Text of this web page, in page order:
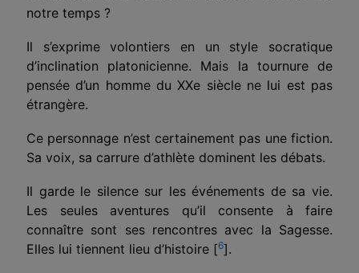
notre temps ?
Il s’exprime volontiers en un style socratique
d’inclination platonicienne. Mais la tournure de
pensée d’un homme du XXe siècle ne lui est pas
étrangère.
Ce personnage n’est certainement pas une fiction.
Sa voix, sa carrure d’athlète dominent les débats.
Il garde le silence sur les événements de sa vie.
Les seules aventures qu’il consente à faire
connaître sont ses rencontres avec la Sagesse.
Elles lui tiennent lieu d’histoire [6].